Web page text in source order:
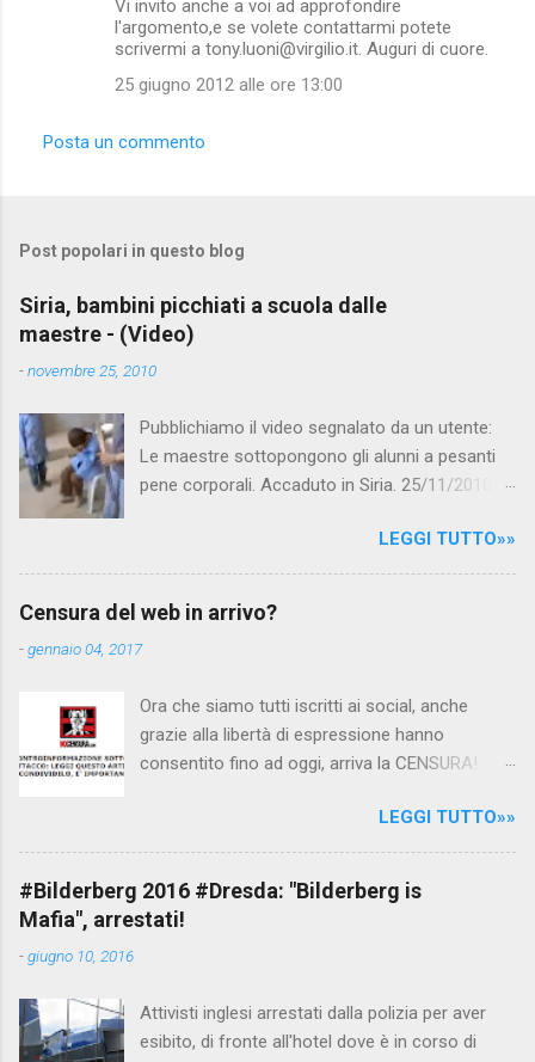
Vi invito anche a voi ad approfondire
l'argomento,e se volete contattarmi potete
scrivermi a tony.luoni@virgilio.it. Auguri di cuore.
25 giugno 2012 alle ore 13:00
Posta un commento
Post popolari in questo blog
Siria, bambini picchiati a scuola dalle
maestre - (Video)
-novembre 25, 2010
Pubblichiamo il video segnalato da un utente:
Le maestre sottopongono gli alunni a pesanti
pene corporali. Accaduto in Siria. 25/11/2010
Canale 5 "Forum" si è interessato al caso,
interpellando prontamente l'ambasciata siriana,
per fare luce sulla vicenda: è emerso che il
scuola. LEGGI IL SERVIZIO . staff
nocensura.com Condividi su Facebook
LEGGI TUTTO»»
Censura del web in arrivo?
-gennaio 04, 2017
Ora che siamo tutti iscritti ai social, anche
grazie alla libertà di espressione hanno
consentito fino ad oggi, arriva la CENSURA!
politica rispediti al mittente dai cittadini - perché
censurare avrebbe fatto perdere troppi
consensi ai vari governi - la CENSURA potrebbe
arrivare dall'Antitrust, ovvero l' Autorità garante
governo non c'è più Matteo Renzi ma il buon
Renziloni , controfigura di Renzi messo li per
LEGGI TUTTO»»
#Bilderberg 2016 #Dresda: "Bilderberg is
Mafia", arrestati!
-giugno 10, 2016
Attivisti inglesi arrestati dalla polizia per aver
esibito, di fronte all'hotel dove è in corso di